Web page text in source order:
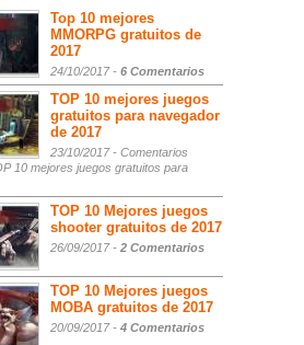
Top 10 mejores
MMORPG gratuitos de
2017
24/10/2017 - 6 Comentarios
TOP 10 mejores juegos
gratuitos para navegador
de 2017
23/10/2017 - Comentarios
10 mejores juegos gratuitos para
TOP 10 Mejores juegos
shooter gratuitos de 2017
26/09/2017 - 2 Comentarios
TOP 10 Mejores juegos
MOBA gratuitos de 2017
20/09/2017 - 4 Comentarios